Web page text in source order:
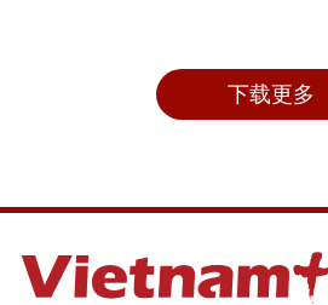
下载更多